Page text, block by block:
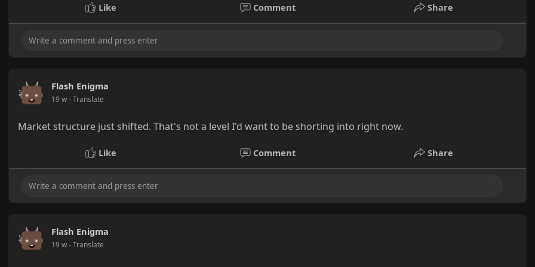
Like Comment Share
Flash Enigma
19 w- Translate
Market structure just shifted. That's not a level I'd want to be shorting into right now.
Like Comment Share
Flash Enigma
19 w- Translate